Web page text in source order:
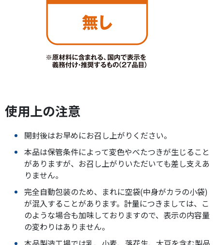
使用上の注意
開封後はお早めにお召し上がりください。
本品は保管条件によって変色やべたつきが生じること
がありますが、お召し上がりいただいても差し支えあ
りません。
完全自動包装のため、まれに空袋(中身がカラの小袋)
が混入することがあります。計量につきましては、こ
のような場合も加味しておりますので、表示の内容量
の変わりはありません。